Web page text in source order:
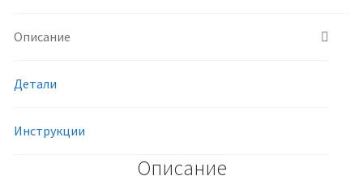
Описание
Детали
Инструкции
Описание